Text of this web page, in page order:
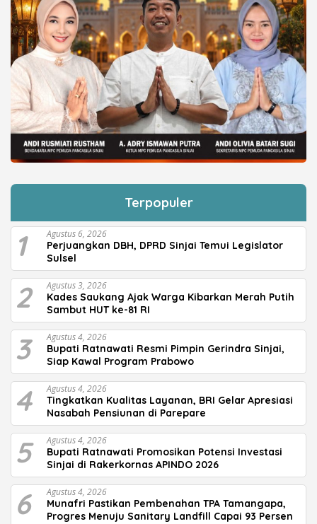
Terpopuler
1 Agustus 6, 2026
Perjuangkan DBH, DPRD Sinjai Temui Legislator
Sulsel
2 Agustus 3, 2026
Kades Saukang Ajak Warga Kibarkan Merah Putih
Sambut HUT ke-81 RI
3 Agustus 4, 2026
Bupati Ratnawati Resmi Pimpin Gerindra Sinjai,
Siap Kawal Program Prabowo
4 Agustus 4, 2026
Tingkatkan Kualitas Layanan, BRI Gelar Apresiasi
Nasabah Pensiunan di Parepare
5 Agustus 4, 2026
Bupati Ratnawati Promosikan Potensi Investasi
Sinjai di Rakerkornas APINDO 2026
6 Agustus 4, 2026
Munafri Pastikan Pembenahan TPA Tamangapa,
Progres Menuju Sanitary Landfill Capai 93 Persen